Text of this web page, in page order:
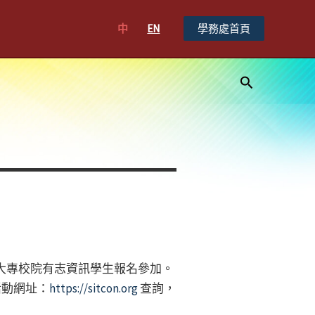
中 EN 學務處首頁
搜
尋
校院有志資訊學生報名參加。
網址： https://sitcon.org查詢，